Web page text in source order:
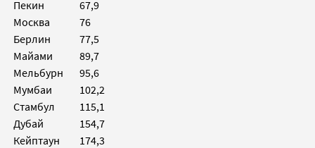
Пекин
67,9
Москва
76
Берлин
77,5
Майами
89,7
Мельбурн
95,6
Мумбаи
102,2
Стамбул
115,1
Дубай
154,7
Кейптаун
174,3